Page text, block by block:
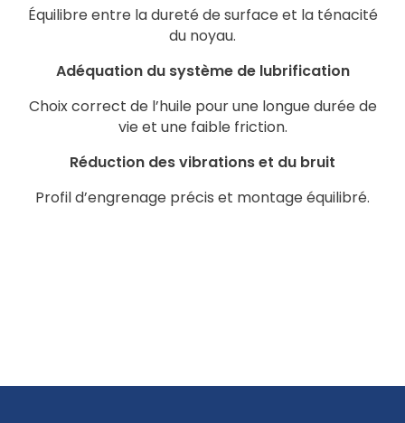
Équilibre entre la dureté de surface et la ténacité
du noyau.
Adéquation du système de lubrification
Choix correct de l’huile pour une longue durée de
vie et une faible friction.
Réduction des vibrations et du bruit
Profil d’engrenage précis et montage équilibré.